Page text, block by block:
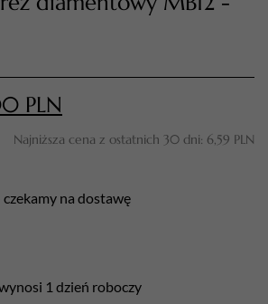
Suma koszyka (0)
DO KOSZYKA
PLN
Najniższa cena z ostatnich 30 dni: 6,59 PLN
na dostawę
1 dzień roboczy